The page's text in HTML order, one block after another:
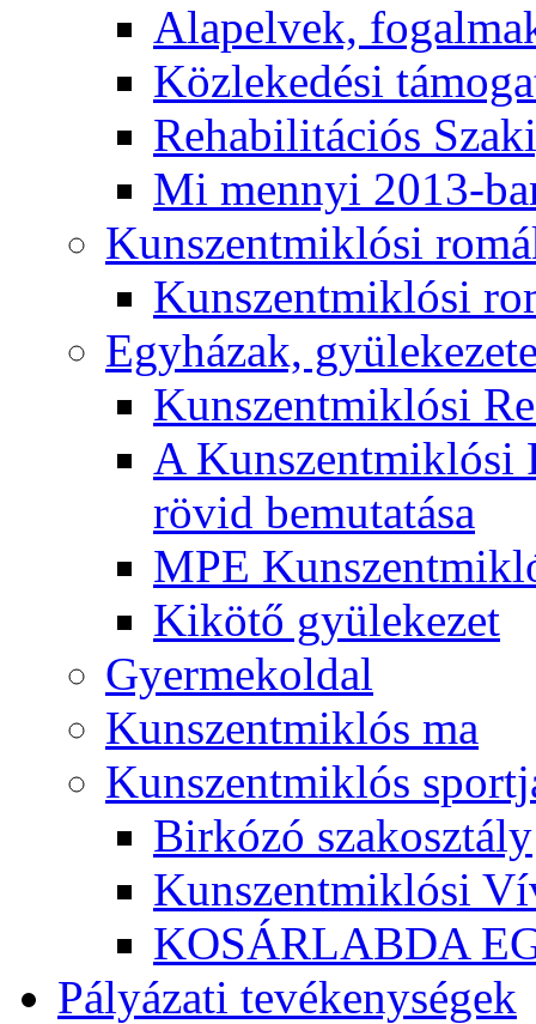
Alapelvek,
Közlekedési
Rehabilitációs
Mi mennyi 2013-
Kunszentmiklósi
Kunszentmiklósi
Egyházak,
Kunszentmiklósi
A Kunszentmiklósi
rövid bemutatása
MPE
Kikötő gyülekezet
Gyermekoldal
Kunszentmiklós ma
Kunszentmiklós
Birkózó szakosztály
Kunszentmiklósi
KOSÁRLABDA
Pályázati tevékenységek